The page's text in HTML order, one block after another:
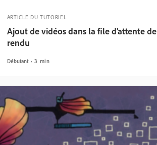
ARTICLE DU TUTORIEL
Ajout de vidéos dans la file d'attente de
rendu
Débutant 3 min